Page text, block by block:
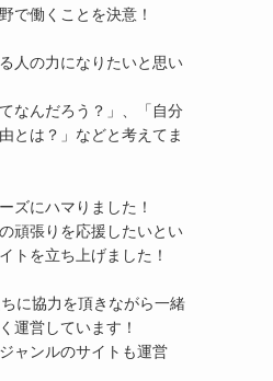
で働くことを決意！
人の力になりたいと思い
なんだろう？」、「自分
とは？」などと考えてま
ズにハマりました！
頑張りを応援したいとい
トを立ち上げました！
に協力を頂きながら一緒
運営しています！
ャンルのサイトも運営